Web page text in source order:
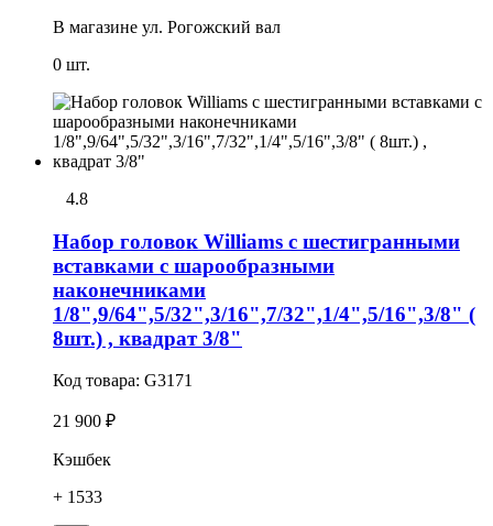
В магазине ул. Рогожский вал
0 шт.
4.8
Набор головок Williams с шестигранными
вставками с шарообразными
наконечниками
1/8",9/64",5/32",3/16",7/32",1/4",5/16",3/8" (
8шт.) , квадрат 3/8"
Код товара: G3171
21 900 ₽
Кэшбек
+ 1533